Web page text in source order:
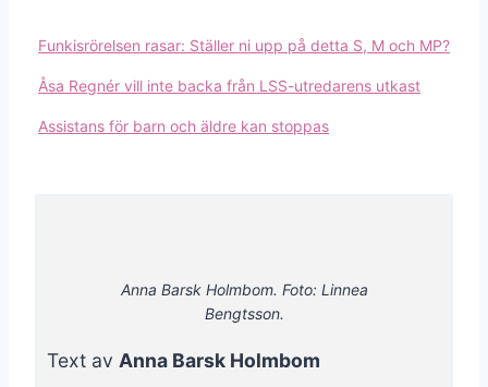
Funkisrörelsen rasar: Ställer ni upp på detta S, M och MP?
Åsa Regnér vill inte backa från LSS-utredarens utkast
Assistans för barn och äldre kan stoppas
Anna Barsk Holmbom. Foto: Linnea
Bengtsson.
Text av Anna Barsk Holmbom